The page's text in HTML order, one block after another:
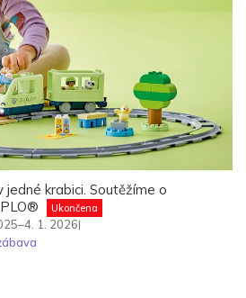
krabici. Soutěžíme o
Ukončena
1. 2026|